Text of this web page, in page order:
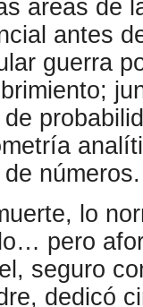
áreas de
antes
guerra
números.
lo
pero
seguro
dedicó